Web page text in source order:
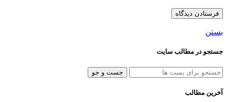
بستن
جستجو در مطالب سایت
جست و جو
آخرین مطالب